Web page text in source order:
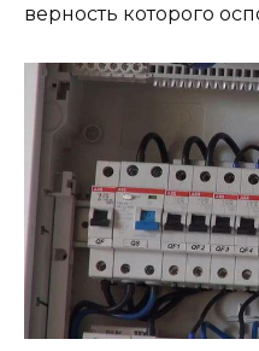
верность которого